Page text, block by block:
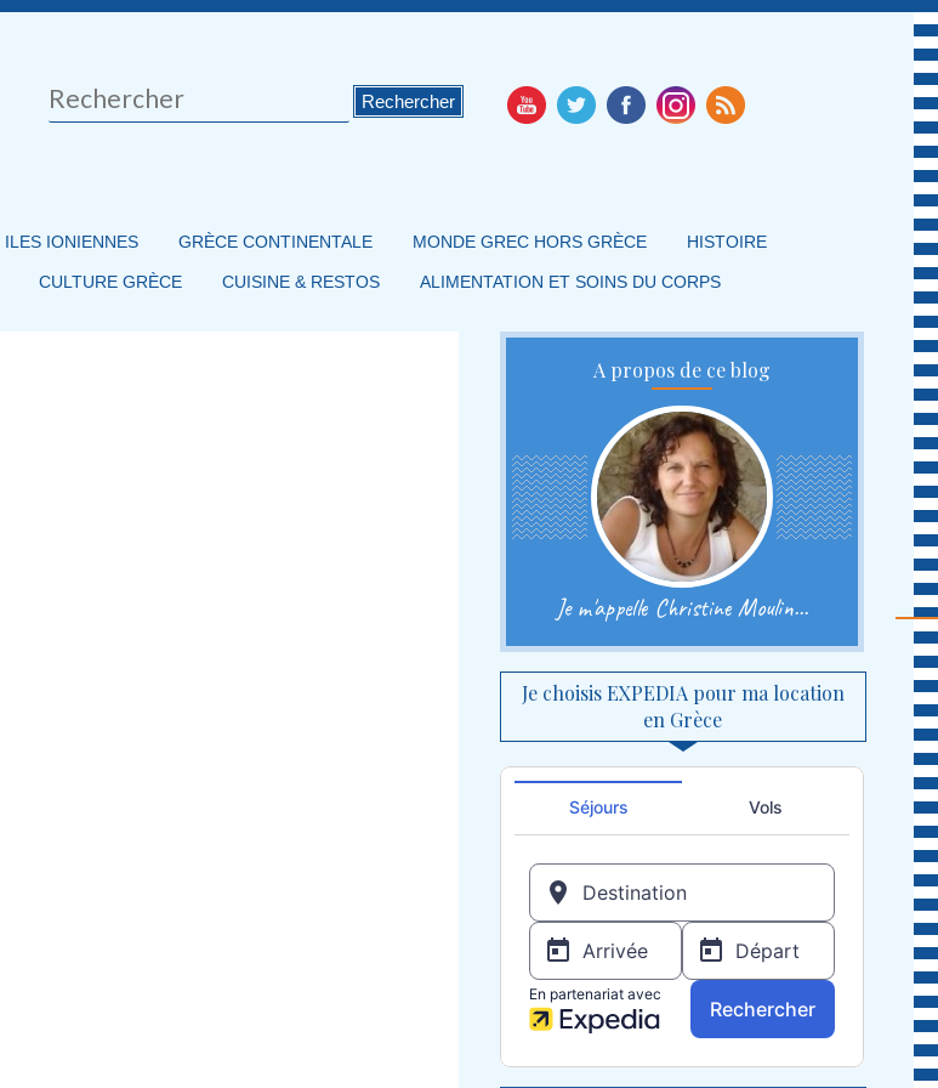
Rechercher
ILES IONIENNES GRÈCE CONTINENTALE MONDE GREC HORS GRÈCE HISTOIRE
CULTURE GRÈCE CUISINE & RESTOS ALIMENTATION ET SOINS DU CORPS
A propos de ce blog
Je m'appelle Christine Moulin...
Je choisis EXPEDIA pour ma location
en Grèce